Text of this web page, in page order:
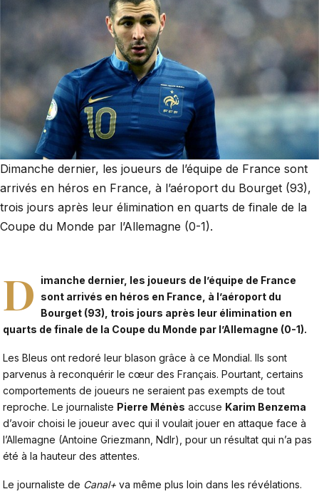
Dimanche dernier, les joueurs de l’équipe de France sont
arrivés en héros en France, à l’aéroport du Bourget (93),
trois jours après leur élimination en quarts de finale de la
Coupe du Monde par l’Allemagne (0-1).
D
imanche dernier, les joueurs de l’équipe de France
sont arrivés en héros en France, à l’aéroport du
Bourget (93), trois jours après leur élimination en
quarts de finale de la Coupe du Monde par l’Allemagne (0-1).
Les Bleus ont redoré leur blason grâce à ce Mondial. Ils sont
parvenus à reconquérir le cœur des Français. Pourtant, certains
comportements de joueurs ne seraient pas exempts de tout
reproche. Le journaliste Pierre Ménès accuse Karim Benzema
d’avoir choisi le joueur avec qui il voulait jouer en attaque face à
l’Allemagne (Antoine Griezmann, Ndlr), pour un résultat qui n’a pas
été à la hauteur des attentes.
Le journaliste de Canal+ va même plus loin dans les révélations.